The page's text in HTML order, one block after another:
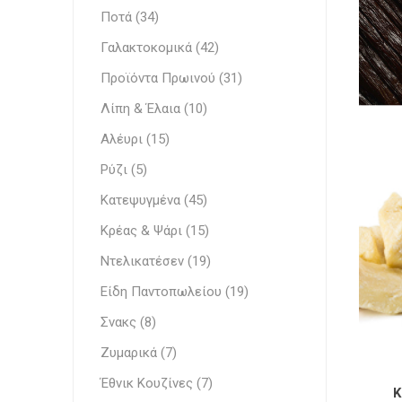
Λευκά
Γάλα
Γάλα
Γάλα
Ζαχαποπλαστική
Κατεψυγμένα
Λίπη & Έλαια
Σάλτσες
Αλέυρι
Ρύζι
Είδη Παντοπωλείου
Ελληνικά Προϊόντα
Ποτά (34)
Γαλακτοκομικά (42)
Προϊόντα Πρωινού (31)
Λίπη & Έλαια (10)
Αλέυρι (15)
Ρύζι (5)
Κατεψυγμένα (45)
Κρέας & Ψάρι (15)
Ντελικατέσεν (19)
Είδη Παντοπωλείου (19)
Σνακς (8)
Ζυμαρικά (7)
Έθνικ Κουζίνες (7)